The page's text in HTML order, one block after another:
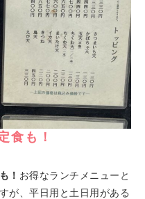
食も！
！ お得なランチメニューと
が、平日用と土日用がある